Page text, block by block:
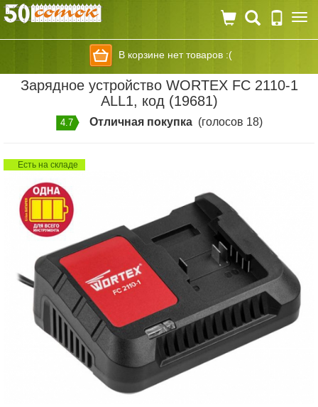
В корзине нет товаров :(
Зарядное устройство WORTEX FC 2110-1
ALL1, код (19681)
4.7 Отличная покупка(голосов 18)
Есть на складе